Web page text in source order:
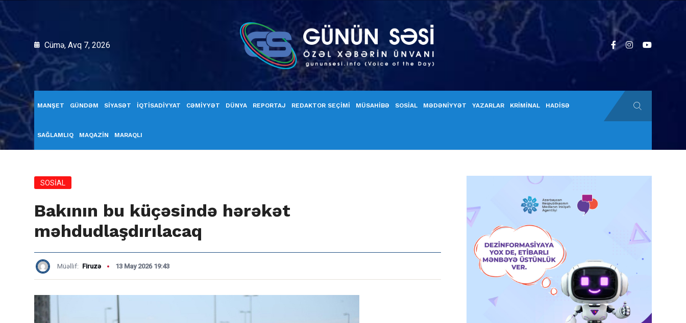
Cümə, Avq 7, 2026
MANŞET GÜNDƏM SİYASƏT İQTİSADİYYAT CƏMİYYƏT DÜNYA REPORTAJ REDAKTOR SEÇİMİ MÜSAHİBƏ SOSİAL MƏDƏNİYYƏT YAZARLAR KRİMİNAL HADİSƏ
SAĞLAMLIQ MAQAZİN MARAQLI
SOSİAL
Bakının bu küçəsində hərəkət
məhdudlaşdırılacaq
Müəllif: Firuzə 13 May 2026 19:43